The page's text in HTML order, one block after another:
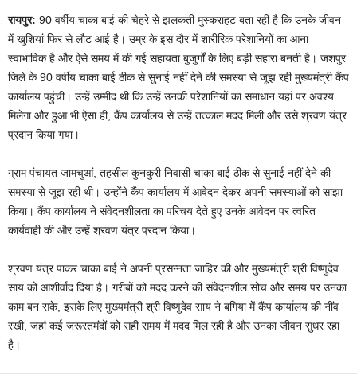
रायपुर: 90 वर्षीय चाका बाई की चेहरे से झलकती मुस्कराहट बता रही है कि उनके जीवन
में खुशियां फिर से लौट आई है। उम्र के इस दौर में शारीरिक परेशानियों का आना
स्वाभाविक है और ऐसे समय में की गई सहायता बुजुर्गों के लिए बड़ी सहारा बनती है। जशपुर
जिले के 90 वर्षीय चाका बाई ठीक से सुनाई नहीं देने की समस्या से जूझ रही मुख्यमंत्री कैंप
कार्यालय पहुंची। उन्हें उम्मीद थी कि उन्हें उनकी परेशानियों का समाधान यहां पर अवश्य
मिलेगा और हुआ भी ऐसा ही, कैंप कार्यालय से उन्हें तत्काल मदद मिली और उसे श्रवण यंत्र
प्रदान किया गया।
ग्राम पंचायत जामचुआं, तहसील कुनकुरी निवासी चाका बाई ठीक से सुनाई नहीं देने की
समस्या से जूझ रही थी। उन्होंने कैंप कार्यालय में आवेदन देकर अपनी समस्याओं को साझा
किया। कैंप कार्यालय ने संवेदनशीलता का परिचय देते हुए उनके आवेदन पर त्वरित
कार्यवाही की और उन्हें श्रवण यंत्र प्रदान किया।
श्रवण यंत्र पाकर चाका बाई ने अपनी प्रसन्नता जाहिर की और मुख्यमंत्री श्री विष्णुदेव
साय को आशीर्वाद दिया है। गरीबों को मदद करने की संवेदनशील सोच और समय पर उनका
काम बन सके, इसके लिए मुख्यमंत्री श्री विष्णुदेव साय ने बगिया में कैंप कार्यालय की नींव
रखी, जहां कई जरूरतमंदों को सही समय में मदद मिल रही है और उनका जीवन सुधर रहा
है।